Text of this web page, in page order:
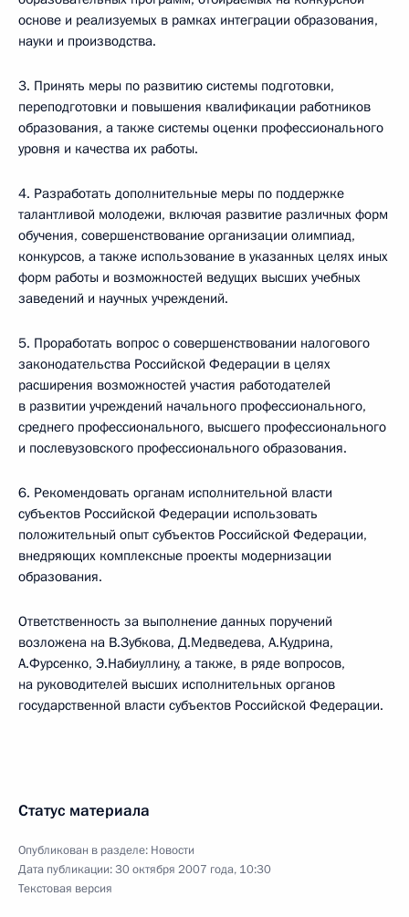
основе и реализуемых в рамках интеграции образования,
науки и производства.
3. Принять меры по развитию системы подготовки,
переподготовки и повышения квалификации работников
образования, а также системы оценки профессионального
уровня и качества их работы.
4. Разработать дополнительные меры по поддержке
талантливой молодежи, включая развитие различных форм
обучения, совершенствование организации олимпиад,
конкурсов, а также использование в указанных целях иных
форм работы и возможностей ведущих высших учебных
заведений и научных учреждений.
5. Проработать вопрос о совершенствовании налогового
законодательства Российской Федерации в целях
расширения возможностей участия работодателей
в развитии учреждений начального профессионального,
среднего профессионального, высшего профессионального
и послевузовского профессионального образования.
6. Рекомендовать органам исполнительной власти
субъектов Российской Федерации использовать
положительный опыт субъектов Российской Федерации,
внедряющих комплексные проекты модернизации
образования.
Ответственность за выполнение данных поручений
возложена на В.Зубкова, Д.Медведева, А.Кудрина,
А.Фурсенко, Э.Набиуллину, а также, в ряде вопросов,
на руководителей высших исполнительных органов
государственной власти субъектов Российской Федерации.
Статус материала
Опубликован в разделе: Новости
Дата публикации:30 октября 2007 года, 10:30
Текстовая версия